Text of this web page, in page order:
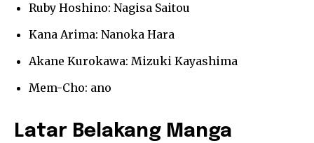
Ruby Hoshino: Nagisa Saitou
Kana Arima: Nanoka Hara
Akane Kurokawa: Mizuki Kayashima
Mem-Cho: ano
Latar Belakang Manga